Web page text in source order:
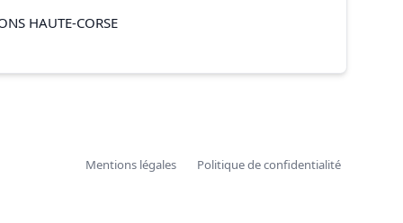
HAUTE-CORSE
Mentions légales Politique de confidentialité